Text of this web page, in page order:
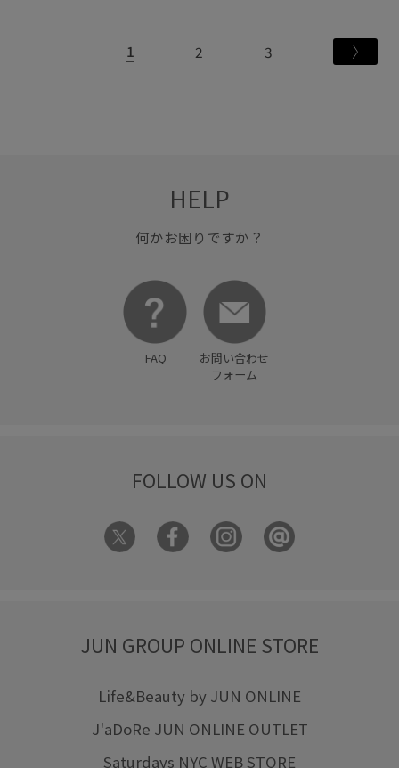
1 2 3
HELP
何かお困りですか？
FAQ
お問い合わせ
フォーム
FOLLOW US ON
JUN GROUP ONLINE STORE
Life&Beauty by JUN ONLINE
J'aDoRe JUN ONLINE OUTLET
Saturdays NYC WEB STORE